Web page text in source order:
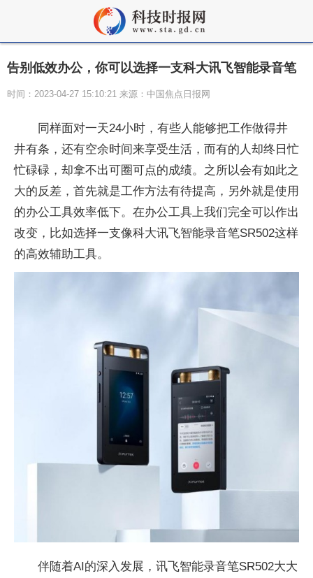
告别低效办公，你可以选择一支科大讯飞智能录音笔
时间：2023-04-27 15:10:21 来源：中国焦点日报网
同样面对一天24小时，有些人能够把工作做得井
井有条，还有空余时间来享受生活，而有的人却终日忙
忙碌碌，却拿不出可圈可点的成绩。之所以会有如此之
大的反差，首先就是工作方法有待提高，另外就是使用
的办公工具效率低下。在办公工具上我们完全可以作出
改变，比如选择一支像科大讯飞智能录音笔SR502这样
的高效辅助工具。
伴随着AI的深入发展，讯飞智能录音笔SR502大大